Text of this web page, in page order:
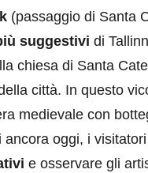
(passaggio di Santa
suggestivi di
chiesa di Santa
città. In questo
medievale con
ancora oggi, i
e osservare gli